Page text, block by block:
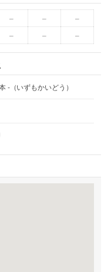
– –
–
– – –
-（いずもかいどう）